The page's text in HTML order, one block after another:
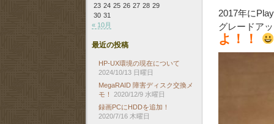
2017年に
グレードア
よ！！
23 24 25 26 27 28 29
30 31
« 10月
最近の投稿
HP-UX環境の現在について
2024/10/13 日曜日
MegaRAID 障害ディスク交換メ
モ！
2020/12/9 水曜日
録画PCにHDDを追加！
2020/7/16 木曜日